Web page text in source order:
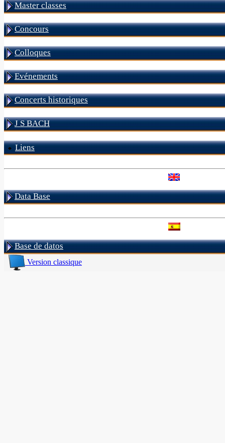
Master classes
Concours
Colloques
Evénements
Concerts historiques
J S BACH
Liens
Data Base
Base de datos
Version classique